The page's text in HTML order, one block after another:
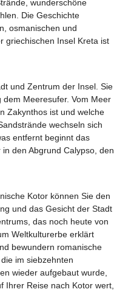
wunderschöne
Die Geschichte
osmanischen und
griechischen Insel Kreta ist
und Zentrum der Insel. Sie
Meeresufer. Vom Meer
Zakynthos ist und welche
wechseln sich
entfernt beginnt das
den Abgrund Calypso, den
Kotor können Sie den
und das Gesicht der Stadt
das noch heute von
Weltkulturerbe erklärt
bewundern romanische
im siebzehnten
wieder aufgebaut wurde,
Ihrer Reise nach Kotor wert,